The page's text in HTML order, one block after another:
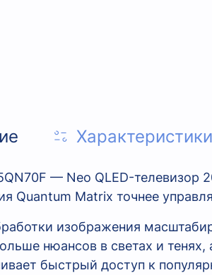
Характеристики
— Neo QLED-телевизор
Quantum Matrix точнее
изображения
нюансов в светах и
быстрый доступ к